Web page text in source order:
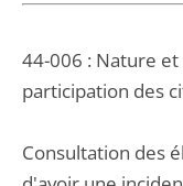
44-006 : Nature
participation des
Consultation des